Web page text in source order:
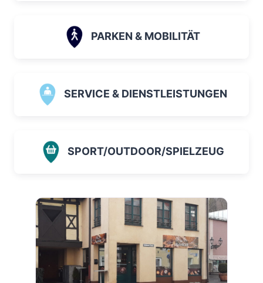
PARKEN & MOBILITÄT
SERVICE & DIENSTLEISTUNGEN
SPORT/OUTDOOR/SPIELZEUG